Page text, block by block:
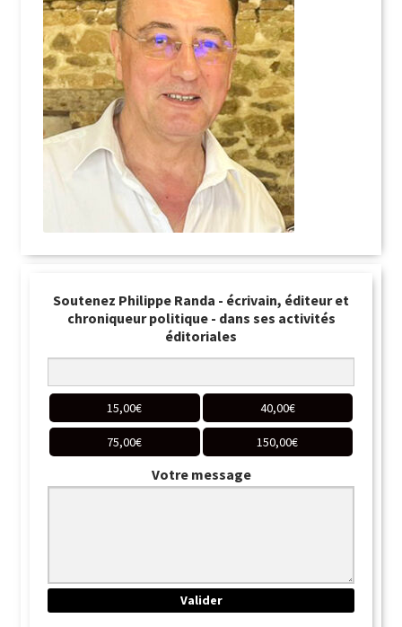
Soutenez Philippe Randa - écrivain, éditeur et
chroniqueur politique - dans ses activités
éditoriales
15,00€ 40,00€
75,00€ 150,00€
Votre message